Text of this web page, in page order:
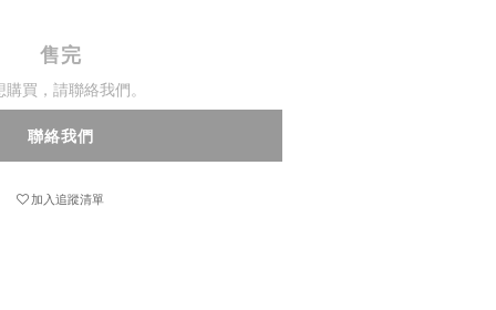
售完
購買，請聯絡我們。
聯絡我們
加入追蹤清單